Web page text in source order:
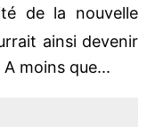
de la nouvelle
ainsi devenir
moins que...